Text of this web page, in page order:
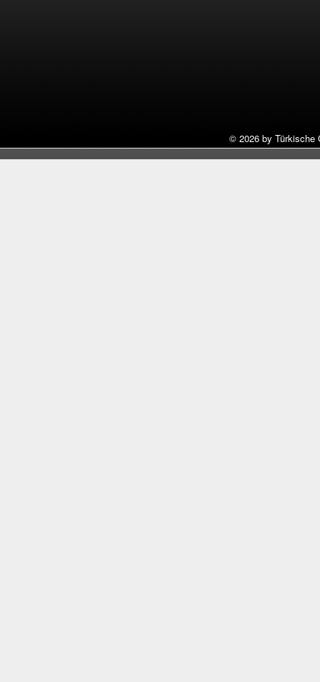
© 2026 by Türkische